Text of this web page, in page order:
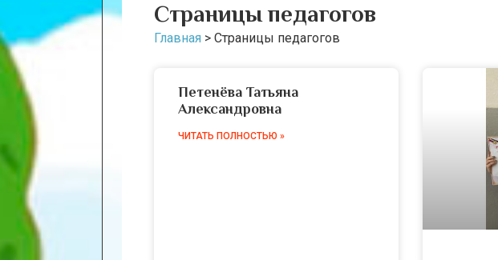
Страницы педагогов
Главная > Страницы педагогов
Петенёва Татьяна
Александровна
ЧИТАТЬ ПОЛНОСТЬЮ »